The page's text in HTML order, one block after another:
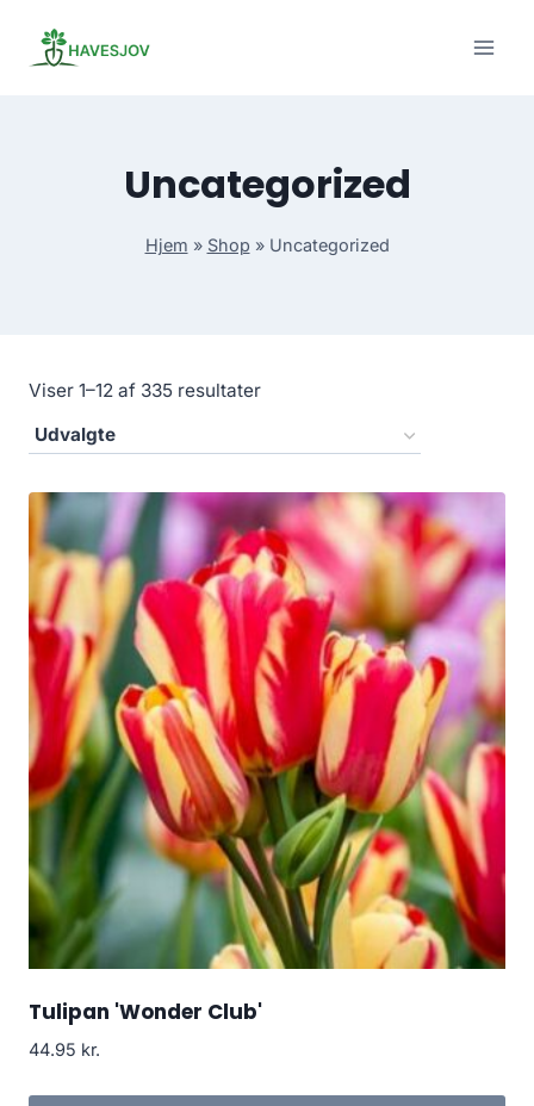
Uncategorized
Hjem » Shop » Uncategorized
Viser 1–12 af 335 resultater
Tulipan 'Wonder Club'
44.95 kr.